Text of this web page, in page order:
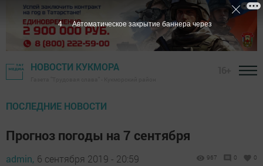
НОВОСТИ КУКМОРА
ПОСЛЕДНИЕ НОВОСТИ
Прогноз погоды на 7 сентября
admin, 6 сентября 2019 - 20:59 967 0 0
2 Автоматическое закрытие баннера через